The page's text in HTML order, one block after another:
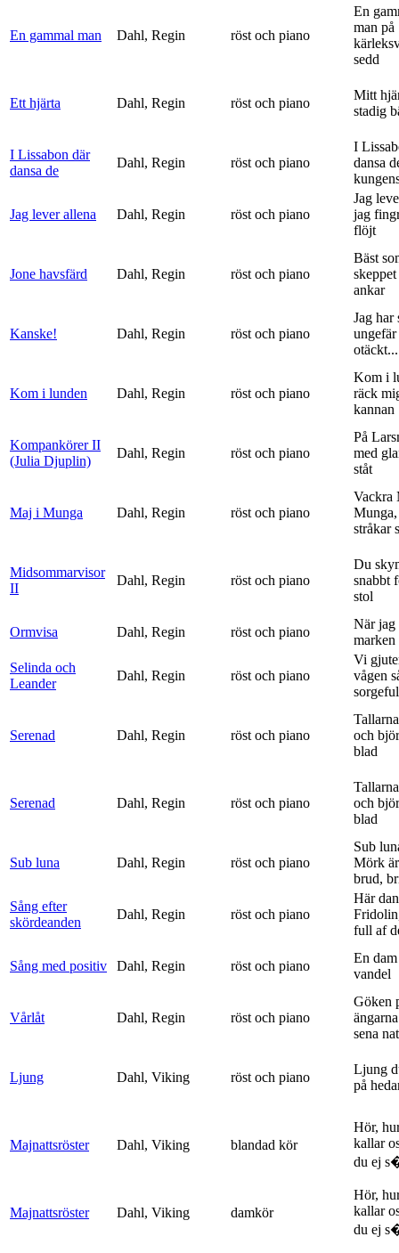
En gammal man Dahl, Regin röst och piano
En
man på
sedd
Ett hjärta Dahl, Regin röst och piano
Mitt
stadig
I Lissabon där
dansa de
Dahl, Regin röst och piano
I
dansa
Jag lever allena Dahl, Regin röst och piano
Jag
jag
flöjt
Jone havsfärd Dahl, Regin röst och piano
Bäst
ankar
Kanske! Dahl, Regin röst och piano
Jag har
otäckt...
Kom i lunden Dahl, Regin röst och piano
Kom i
räck
kannan
Kompankörer II
(Julia Djuplin)
Dahl, Regin röst och piano
På
med
ståt
Maj i Munga Dahl, Regin röst och piano
Vackra
stråkar
Midsommarvisor
II
Dahl, Regin röst och piano
Du
snabbt
stol
Ormvisa Dahl, Regin röst och piano
När jag
marken
Selinda och
Leander
Dahl, Regin röst och piano
Vi
vågen
Serenad Dahl, Regin röst och piano
och
blad
Serenad Dahl, Regin röst och piano
och
blad
Sub luna Dahl, Regin röst och piano
Sub
Mörk
brud,
Sång efter
skördeanden
Dahl, Regin röst och piano
Här
full af
Sång med positiv Dahl, Regin röst och piano
En
vandel
Vårlåt Dahl, Regin röst och piano
Göken
sena
Ljung Dahl, Viking röst och piano
Ljung
på
Majnattsröster Dahl, Viking blandad kör
Hör,
kallar
du ej
Majnattsröster Dahl, Viking damkör
Hör,
kallar
du ej